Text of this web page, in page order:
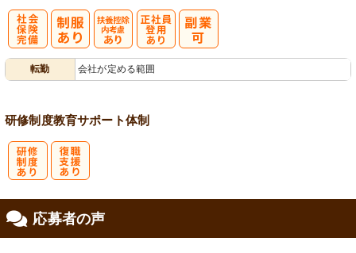
転勤 会社が定める範囲
研修制度教育サポート体制
応募者の声